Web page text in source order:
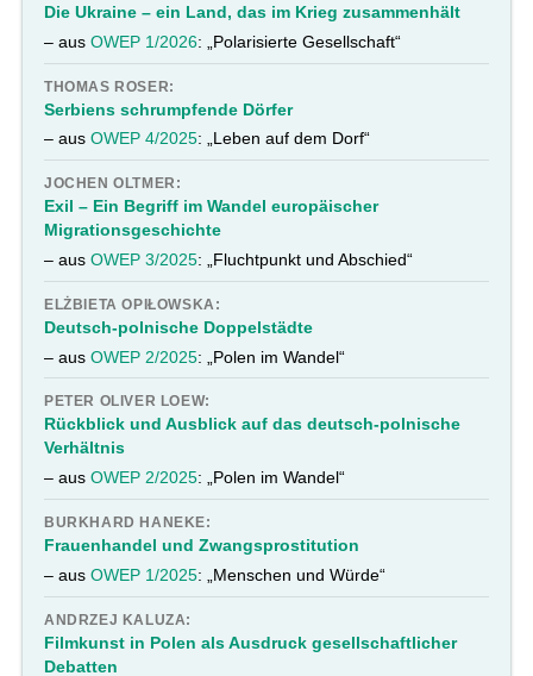
Die Ukraine – ein Land, das im Krieg zusammenhält
– ausOWEP 1/2026: „Polarisierte Gesellschaft“
THOMAS ROSER:
Serbiens schrumpfende Dörfer
– ausOWEP 4/2025: „Leben auf dem Dorf“
JOCHEN OLTMER:
Exil – Ein Begriff im Wandel europäischer
Migrationsgeschichte
– ausOWEP 3/2025: „Fluchtpunkt und Abschied“
ELŻBIETA OPIŁOWSKA:
Deutsch-polnische Doppelstädte
– ausOWEP 2/2025: „Polen im Wandel“
PETER OLIVER LOEW:
Rückblick und Ausblick auf das deutsch-polnische
Verhältnis
– ausOWEP 2/2025: „Polen im Wandel“
BURKHARD HANEKE:
Frauenhandel und Zwangsprostitution
– ausOWEP 1/2025: „Menschen und Würde“
ANDRZEJ KALUZA:
Filmkunst in Polen als Ausdruck gesellschaftlicher
Debatten